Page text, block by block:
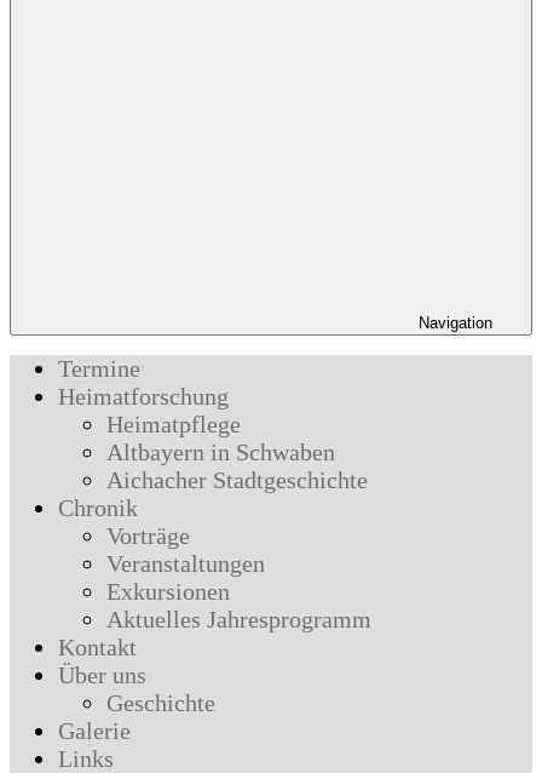
Navigation
Termine
Heimatforschung
Heimatpflege
Altbayern in Schwaben
Aichacher Stadtgeschichte
Chronik
Vorträge
Veranstaltungen
Exkursionen
Aktuelles Jahresprogramm
Kontakt
Über uns
Geschichte
Galerie
Links